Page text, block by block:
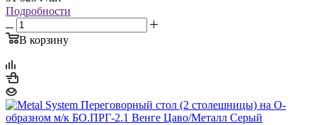
Подробности
В корзину